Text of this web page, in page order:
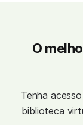
O
Tenha
biblioteca